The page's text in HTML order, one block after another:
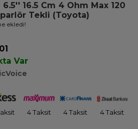
16.5 Cm 4 Ohm Max 120
Tekli (Toyota)
ekledi!
Var
4 Taksit 4 Taksit 4 Taksit